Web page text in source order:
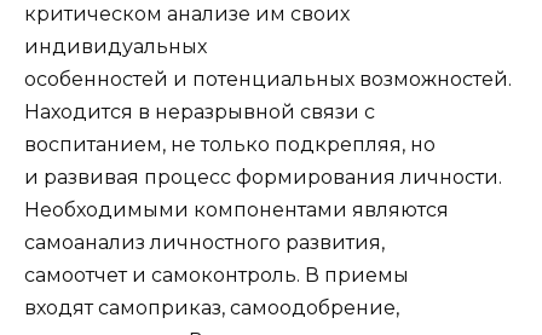
критическом анализе им своих
индивидуальных
особенностей и потенциальных возможностей.
Находится в неразрывной связи с
воспитанием, не только подкрепляя, но
и развивая процесс формирования личности.
Необходимыми компонентами являются
самоанализ личностного развития,
самоотчет и самоконтроль. В приемы
входят самоприказ, самоодобрение,